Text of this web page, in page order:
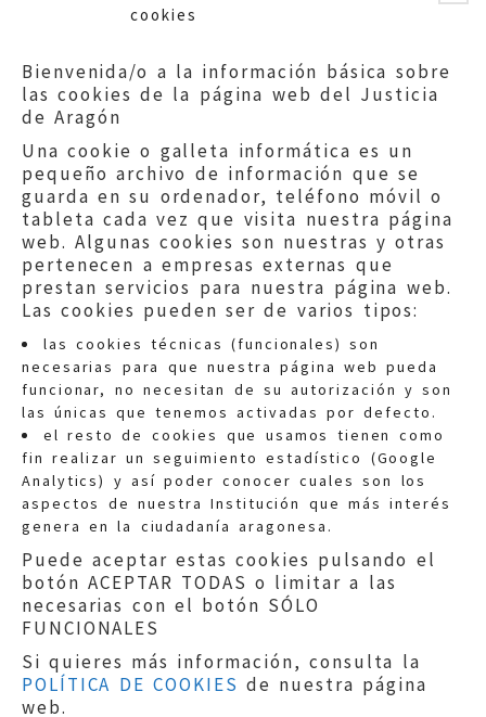
cookies
Bienvenida/o a la información básica sobre
las cookies de la página web del Justicia
de Aragón
Una cookie o galleta informática es un
pequeño archivo de información que se
guarda en su ordenador, teléfono móvil o
tableta cada vez que visita nuestra página
web. Algunas cookies son nuestras y otras
pertenecen a empresas externas que
prestan servicios para nuestra página web.
Las cookies pueden ser de varios tipos:
las cookies técnicas (funcionales) son
necesarias para que nuestra página web pueda
funcionar, no necesitan de su autorización y son
las únicas que tenemos activadas por defecto.
el resto de cookies que usamos tienen como
fin realizar un seguimiento estadístico (Google
Analytics) y así poder conocer cuales son los
aspectos de nuestra Institución que más interés
genera en la ciudadanía aragonesa.
Puede aceptar estas cookies pulsando el
botón ACEPTAR TODAS o limitar a las
necesarias con el botón SÓLO
FUNCIONALES
Si quieres más información, consulta la
POLÍTICA DE COOKIES de nuestra página
web.
Quejas:quejas@eljusticiadearagon.es
Información general:
informacion@eljusticiadearagon.es
Teléfonos:900 210 210/
Aviso legal|Política de privacidad|